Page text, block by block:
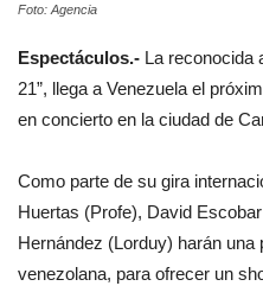
Foto: Agencia
Espectáculos.- La reconocida
21”, llega a Venezuela el
en concierto en la ciudad de
Como parte de su gira
Huertas (Profe), David
Hernández (Lorduy) harán una
venezolana, para ofrecer un